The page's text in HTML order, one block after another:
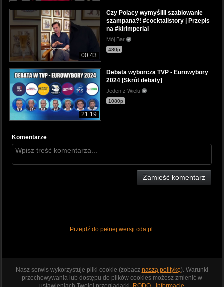
00:43
Czy Polacy wymyślili szablowanie
szampana?! #cocktailstory | Przepis
na #kirimperial
Mój Bar
480p
21:19
Debata wyborcza TVP - Eurowybory
2024 [Skrót debaty]
Jeden z Wielu
1080p
Komentarze
Zamieść komentarz
Przejdź do pełnej wersji cda.pl
Nasz serwis wykorzystuje pliki cookie (zobacz naszą politykę). Warunki
przechowywania lub dostępu do plików cookies możesz zmienić w